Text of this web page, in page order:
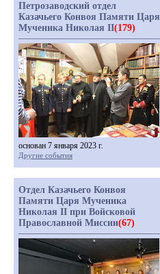
Петрозаводский отдел
Казачьего Конвоя Памяти Царя
Мученика Николая II(179)
основан 7 января 2023 г.
Другие события
Отдел Казачьего Конвоя
Памяти Царя Мученика
Николая II при Войсковой
Православной Миссии(67)